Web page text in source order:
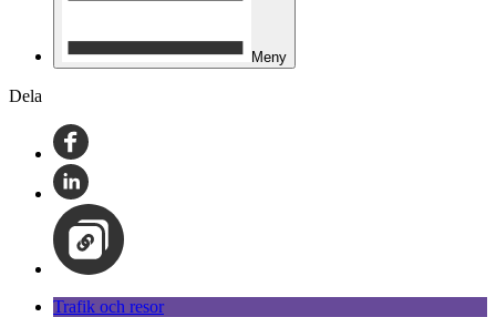
Meny
Dela
Trafik och resor